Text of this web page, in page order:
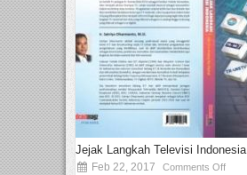
Jejak Langkah Televisi Indonesia
Feb 22, 2017 Comments Off